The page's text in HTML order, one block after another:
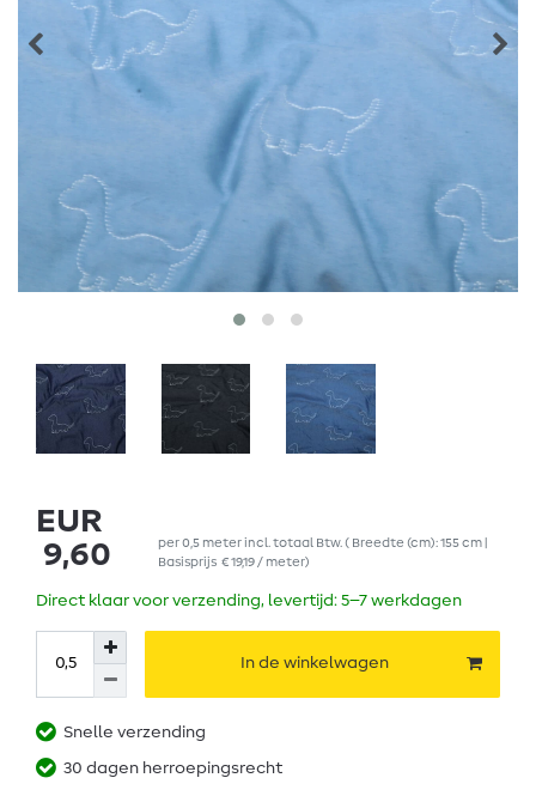
EUR
9,60
per0,5 meterincl. totaal Btw. ( Breedte (cm): 155 cm |
Basisprijs€ 19,19 / meter)
Direct klaar voor verzending, levertijd: 5–7 werkdagen
In de winkelwagen
Snelle verzending
30 dagen herroepingsrecht